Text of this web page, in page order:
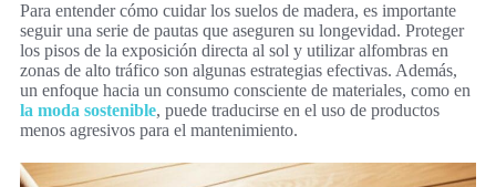
Para entender cómo cuidar los suelos de madera, es importante
seguir una serie de pautas que aseguren su longevidad. Proteger
los pisos de la exposición directa al sol y utilizar alfombras en
zonas de alto tráfico son algunas estrategias efectivas. Además,
un enfoque hacia un consumo consciente de materiales, como en
la moda sostenible, puede traducirse en el uso de productos
menos agresivos para el mantenimiento.